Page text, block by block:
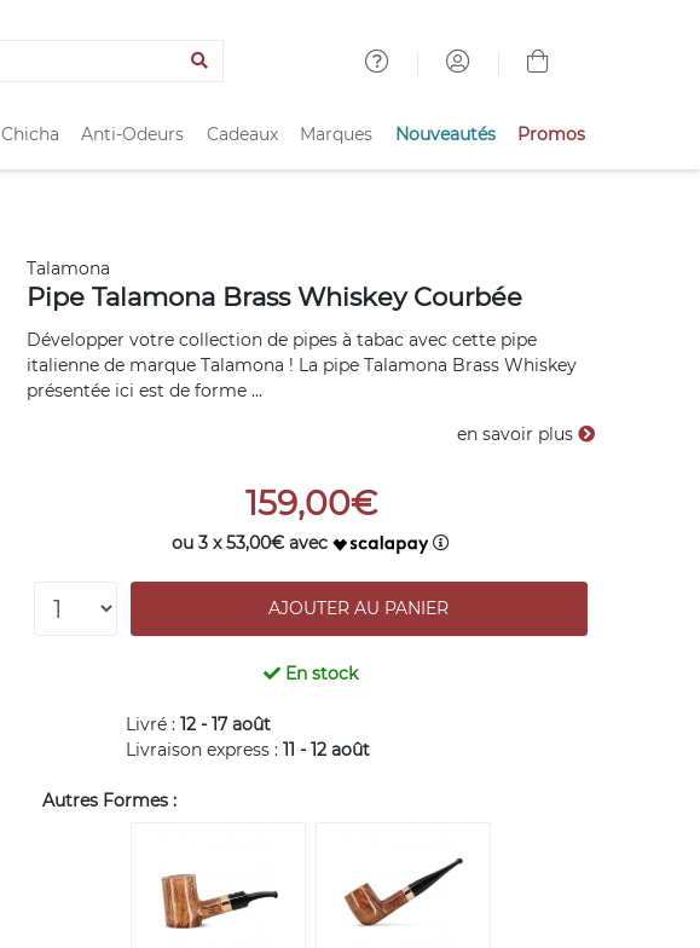
Chicha Anti-Odeurs Cadeaux Marques Nouveautés Promos
Talamona
Pipe Talamona Brass Whiskey Courbée
Développer votre collection de pipes à tabac avec cette pipe
italienne de marque Talamona ! La pipe Talamona Brass Whiskey
présentée ici est de forme ...
en savoir plus
159,00€
ou 3 x 53,00€ avec
En stock
Livré :12 - 17 août
Livraison express :11 - 12 août
Autres Formes :